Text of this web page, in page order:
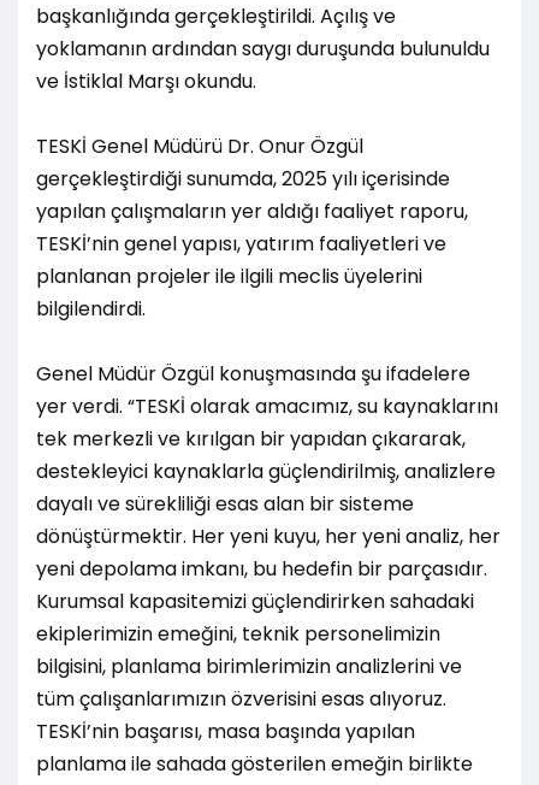
başkanlığında gerçekleştirildi. Açılış ve
yoklamanın ardından saygı duruşunda bulunuldu
ve İstiklal Marşı okundu.
TESKİ Genel Müdürü Dr. Onur Özgül
gerçekleştirdiği sunumda, 2025 yılı içerisinde
yapılan çalışmaların yer aldığı faaliyet raporu,
TESKİ’nin genel yapısı, yatırım faaliyetleri ve
planlanan projeler ile ilgili meclis üyelerini
bilgilendirdi.
Genel Müdür Özgül konuşmasında şu ifadelere
yer verdi. “TESKİ olarak amacımız, su kaynaklarını
tek merkezli ve kırılgan bir yapıdan çıkararak,
destekleyici kaynaklarla güçlendirilmiş, analizlere
dayalı ve sürekliliği esas alan bir sisteme
dönüştürmektir. Her yeni kuyu, her yeni analiz, her
yeni depolama imkanı, bu hedefin bir parçasıdır.
Kurumsal kapasitemizi güçlendirirken sahadaki
ekiplerimizin emeğini, teknik personelimizin
bilgisini, planlama birimlerimizin analizlerini ve
tüm çalışanlarımızın özverisini esas alıyoruz.
TESKİ’nin başarısı, masa başında yapılan
planlama ile sahada gösterilen emeğin birlikte